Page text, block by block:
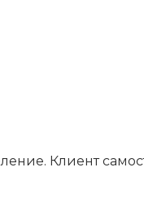
Клиент